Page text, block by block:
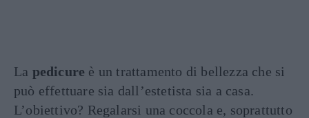
La pedicure è un trattamento di bellezza che si
può effettuare sia dall’estetista sia a casa.
L’obiettivo? Regalarsi una coccola e, soprattutto